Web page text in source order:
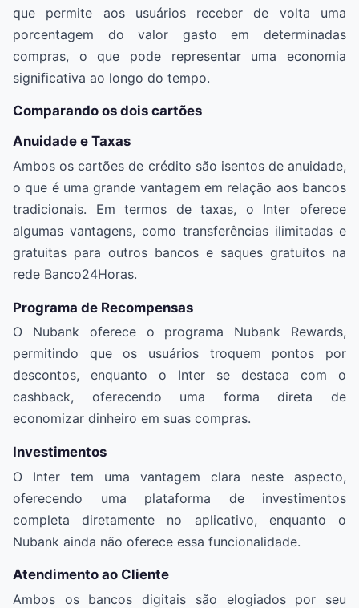
que permite aos usuários receber de volta uma
porcentagem do valor gasto em determinadas
compras, o que pode representar uma economia
significativa ao longo do tempo.
Comparando os dois cartões
Anuidade e Taxas
Ambos os cartões de crédito são isentos de anuidade,
o que é uma grande vantagem em relação aos bancos
tradicionais. Em termos de taxas, o Inter oferece
algumas vantagens, como transferências ilimitadas e
gratuitas para outros bancos e saques gratuitos na
rede Banco24Horas.
Programa de Recompensas
O Nubank oferece o programa Nubank Rewards,
permitindo que os usuários troquem pontos por
descontos, enquanto o Inter se destaca com o
cashback, oferecendo uma forma direta de
economizar dinheiro em suas compras.
Investimentos
O Inter tem uma vantagem clara neste aspecto,
oferecendo uma plataforma de investimentos
completa diretamente no aplicativo, enquanto o
Nubank ainda não oferece essa funcionalidade.
Atendimento ao Cliente
Ambos os bancos digitais são elogiados por seu